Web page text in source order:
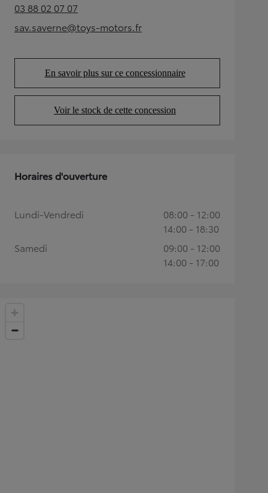
03 88 02 07 07(Opens in new tab)
sav.saverne@toys-motors.fr
(Opens in new tab)
En savoir plus sur ce concessionnaire
(Opens in new tab)
Voir le stock de cette concession
(Opens in new tab)
Horaires d'ouverture
Lundi-Vendredi
08:00 - 12:00
14:00 - 18:30
Samedi
09:00 - 12:00
14:00 - 17:00